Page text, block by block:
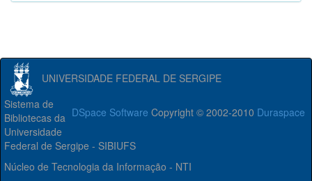
UNIVERSIDADE FEDERAL DE SERGIPE
DSpace Software Copyright © 2002-2010 Duraspace
Sistema de
Bibliotecas da
Universidade
Federal de Sergipe - SIBIUFS
Núcleo de Tecnologia da Informação - NTI